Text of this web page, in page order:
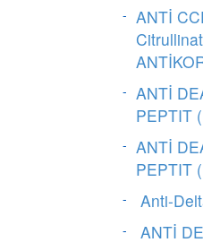
ANTİ
ANTİ
PEPTIT
ANTİ
PEPTIT
Anti-
ANTİ